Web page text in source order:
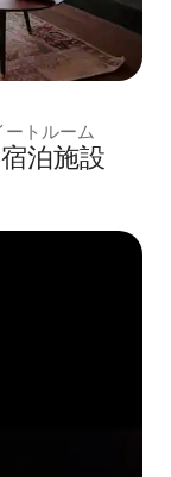
トルーム
泊施設